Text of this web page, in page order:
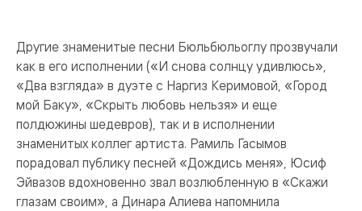
Другие знаменитые песни Бюльбюльоглу прозвучали
как в его исполнении («И снова солнцу удивлюсь»,
«Два взгляда» в дуэте с Наргиз Керимовой, «Город
мой Баку», «Скрыть любовь нельзя» и еще
полдюжины шедевров), так и в исполнении
знаменитых коллег артиста. Рамиль Гасымов
порадовал публику песней «Дождись меня», Юсиф
Эйвазов вдохновенно звал возлюбленную в «Скажи
глазам своим», а Динара Алиева напомнила